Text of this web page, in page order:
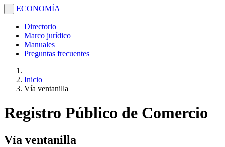
. ECONOMÍA
Directorio
Marco jurídico
Manuales
Preguntas frecuentes
Inicio
Vía ventanilla
Registro Público de Comercio
Vía ventanilla